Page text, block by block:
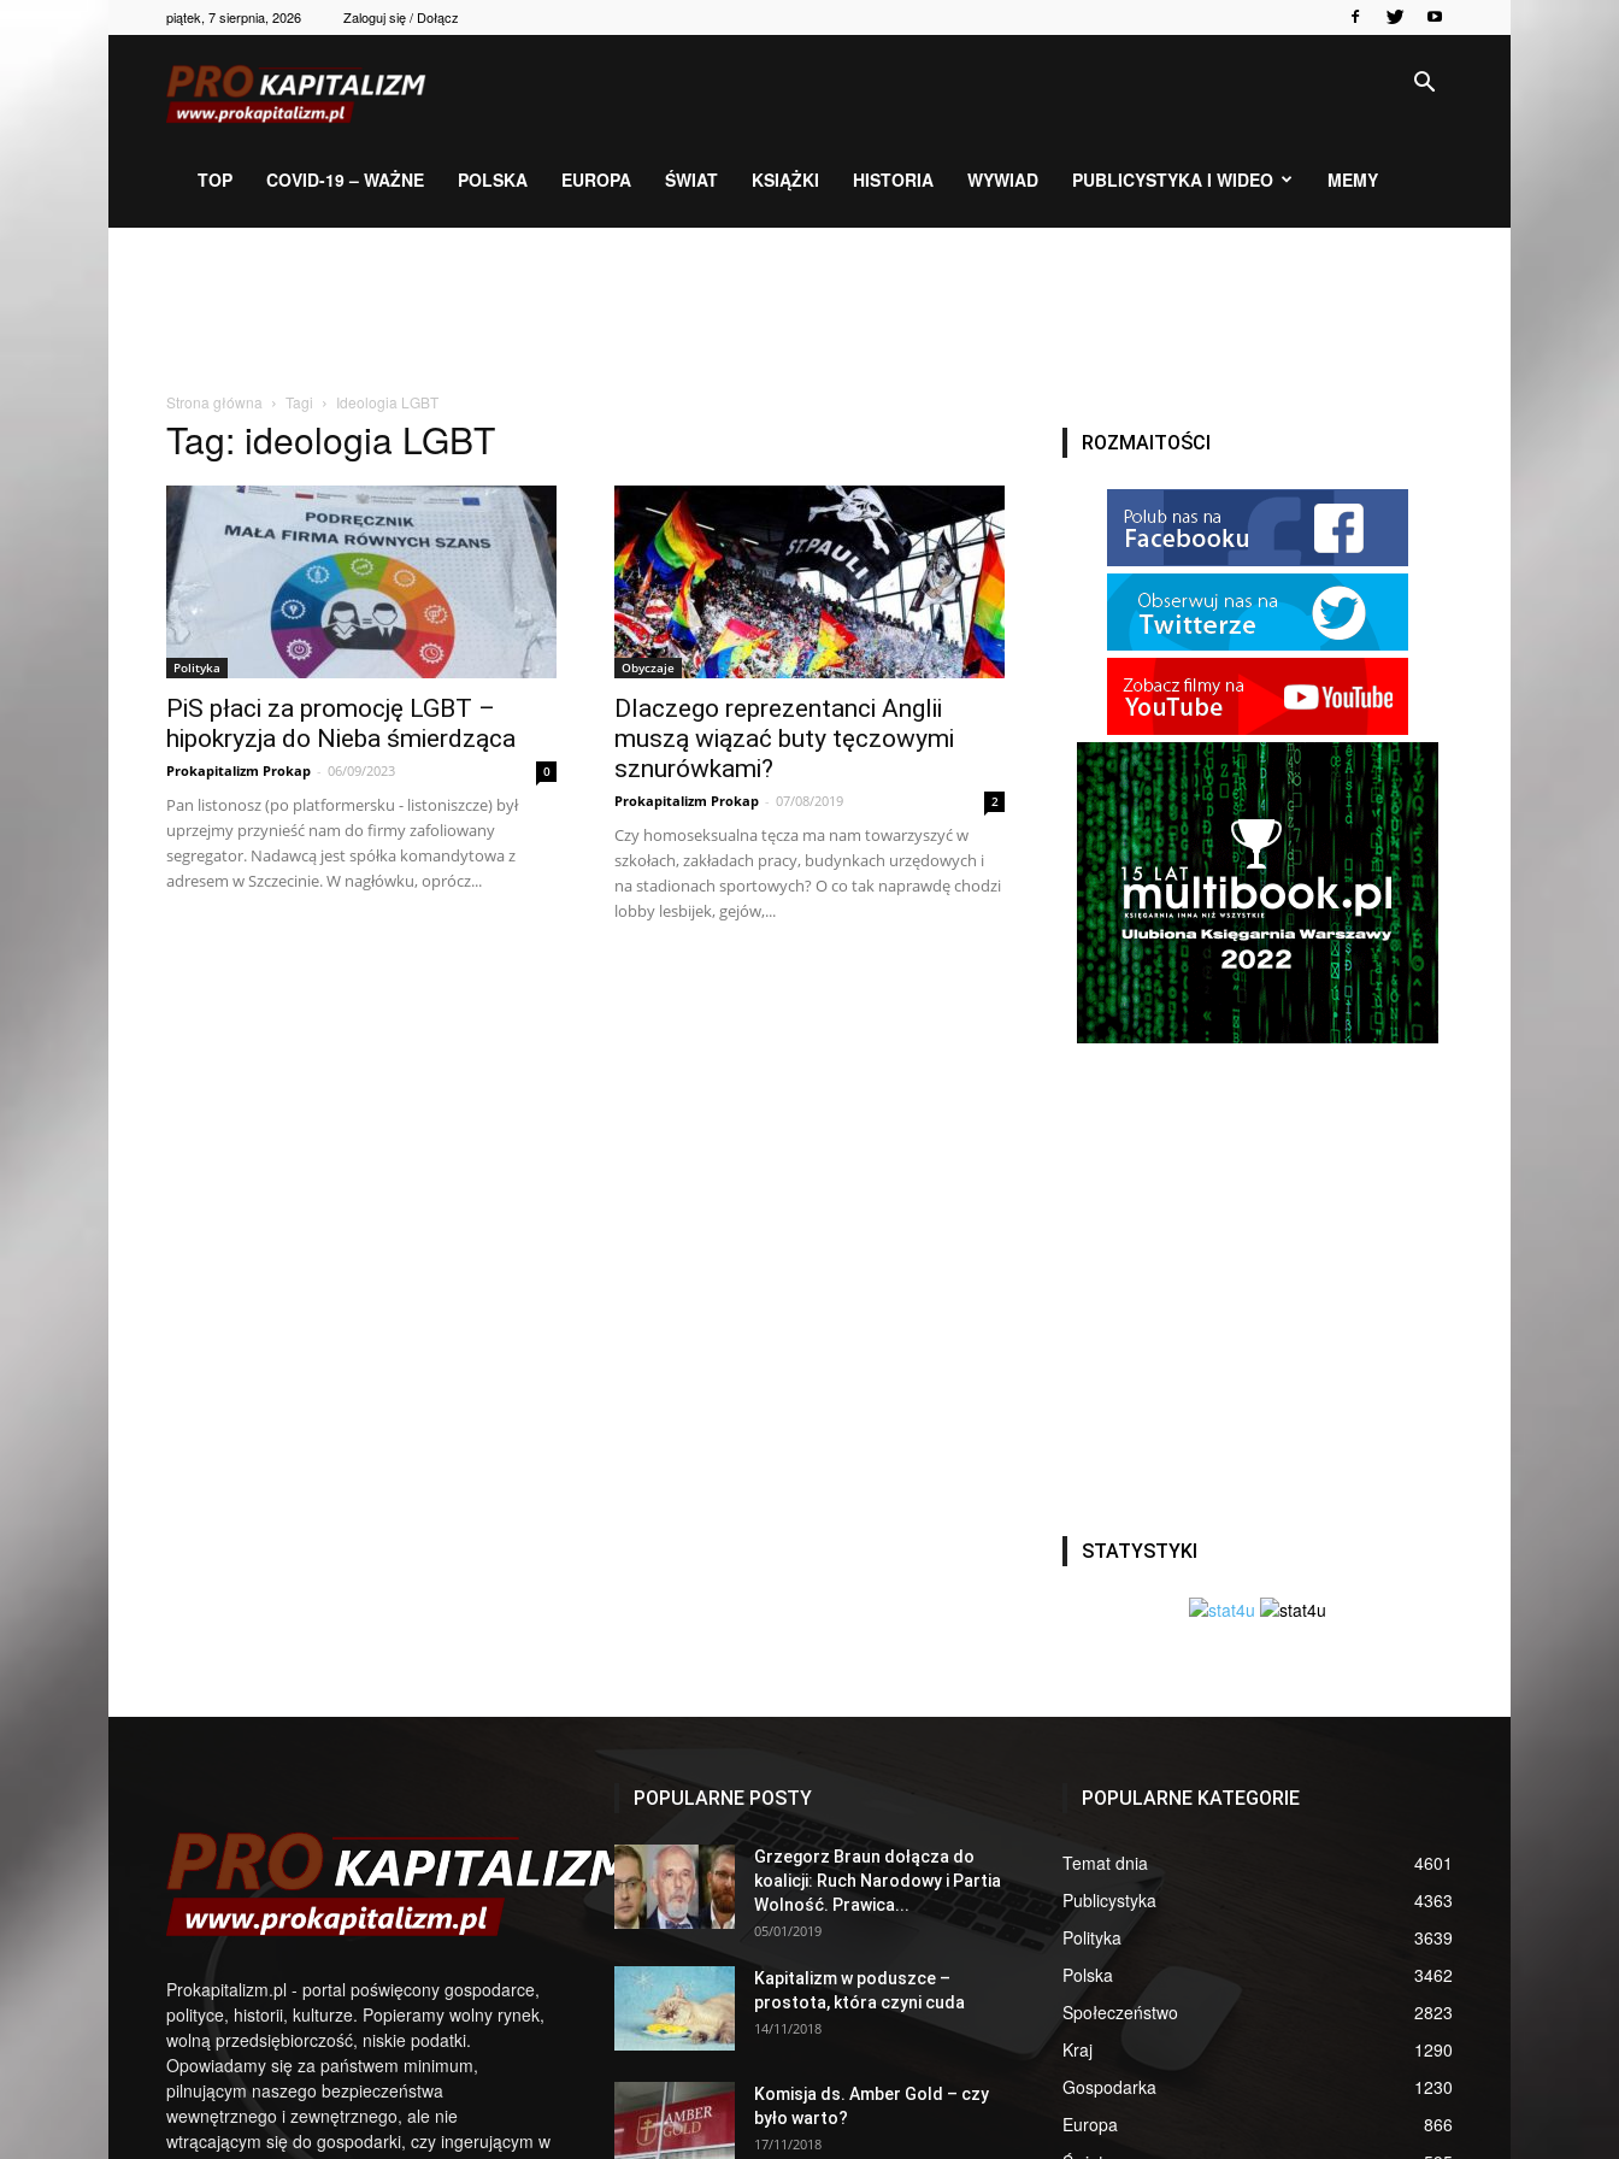
piątek, 7 sierpnia, 2026 Zaloguj się / Dołącz
gospodarka,
TOP COVID-19 – WAŻNE POLSKA EUROPA ŚWIAT KSIĄŻKI HISTORIA WYWIAD PUBLICYSTYKA I WIDEO MEMY
Strona główna Tagi Ideologia LGBT
Tag: ideologia LGBT
Polityka
PiS płaci za promocję LGBT –
hipokryzja do Nieba śmierdząca
Prokapitalizm Prokap - 06/09/2023 0
Pan listonosz (po platformersku - listoniszcze) był
uprzejmy przynieść nam do firmy zafoliowany
segregator. Nadawcą jest spółka komandytowa z
adresem w Szczecinie. W nagłówku, oprócz...
Obyczaje
Dlaczego reprezentanci Anglii
muszą wiązać buty tęczowymi
sznurówkami?
Prokapitalizm Prokap - 07/08/2019 2
Czy homoseksualna tęcza ma nam towarzyszyć w
szkołach, zakładach pracy, budynkach urzędowych i
na stadionach sportowych? O co tak naprawdę chodzi
lobby lesbijek, gejów,...
ROZMAITOŚCI
STATYSTYKI
Prokapitalizm.pl - portal poświęcony gospodarce,
polityce, historii, kulturze. Popieramy wolny rynek,
wolną przedsiębiorczość, niskie podatki.
Opowiadamy się za państwem minimum,
pilnującym naszego bezpieczeństwa
wewnętrznego i zewnętrznego, ale nie
wtrącającym się do gospodarki, czy ingerującym w
POPULARNE POSTY
Grzegorz Braun dołącza do
koalicji: Ruch Narodowy i Partia
Wolność. Prawica...
05/01/2019
Kapitalizm w poduszce –
prostota, która czyni cuda
14/11/2018
Komisja ds. Amber Gold – czy
było warto?
17/11/2018
POPULARNE KATEGORIE
Temat dnia
4601
Publicystyka
4363
Polityka
3639
Polska
3462
Społeczeństwo
2823
Kraj
1290
Gospodarka
1230
Europa
866